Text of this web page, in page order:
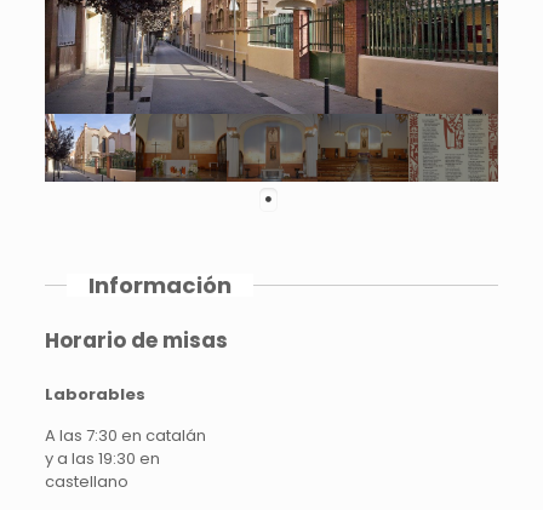
Información
Horario de misas
Laborables
A las 7:30 en catalán
y a las 19:30 en
castellano